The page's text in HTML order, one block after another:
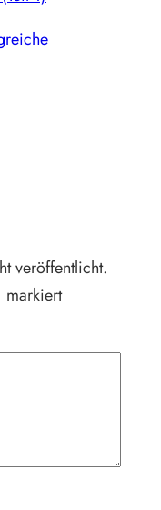
veröffentlicht.
markiert